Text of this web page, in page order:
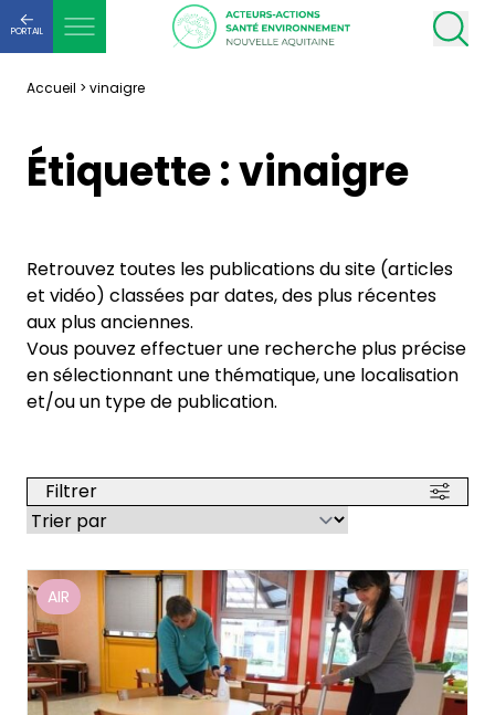
PORTAIL
Accueil > vinaigre
Étiquette :vinaigre
Retrouvez toutes les publications du site (articles
et vidéo) classées par dates, des plus récentes
aux plus anciennes.
Vous pouvez effectuer une recherche plus précise
en sélectionnant une thématique, une localisation
et/ou un type de publication.
Filtrer
AIR